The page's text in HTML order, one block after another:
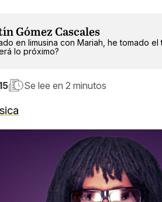
Gómez Cascales
en limusina con Mariah, he tomado
lo próximo?
Se lee en 2 minutos